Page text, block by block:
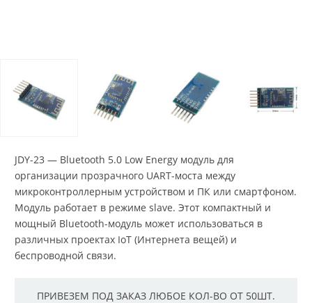
JDY-23 — Bluetooth 5.0 Low Energy модуль для
организации прозрачного UART-моста между
микроконтроллерным устройством и ПК или смартфоном.
Модуль работает в режиме slave. Этот компактный и
мощный Bluetooth-модуль может использоваться в
различных проектах IoT (Интернета вещей) и
беспроводной связи.
ПРИВЕЗЕМ ПОД ЗАКАЗ ЛЮБОЕ КОЛ-ВО ОТ 50ШТ.